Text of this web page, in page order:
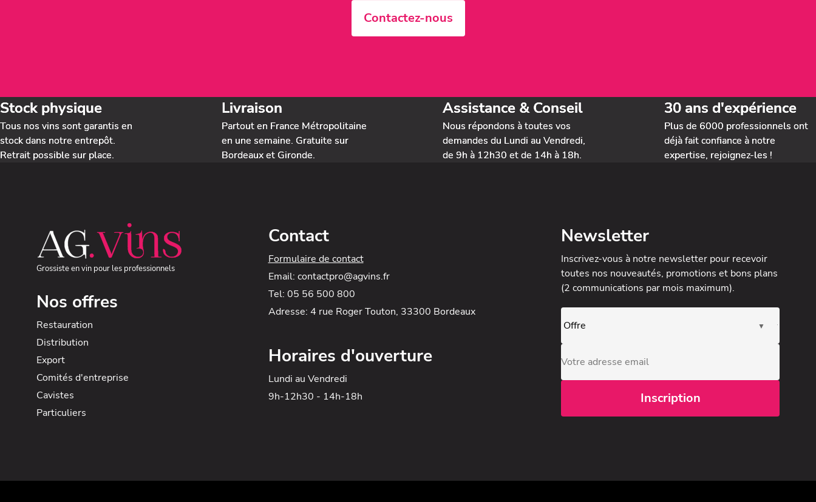
Contactez-nous
Stock physique
Tous nos vins sont garantis en
stock dans notre entrepôt.
Retrait possible sur place.
Livraison
Partout en France Métropolitaine
en une semaine. Gratuite sur
Bordeaux et Gironde.
Assistance & Conseil
Nous répondons à toutes vos
demandes du Lundi au Vendredi,
de 9h à 12h30 et de 14h à 18h.
30 ans d'expérience
Plus de 6000 professionnels ont
déjà fait confiance à notre
expertise, rejoignez-les !
Grossiste en vin pour les professionnels
Nos offres
Restauration
Distribution
Export
Comités d'entreprise
Cavistes
Particuliers
Contact
Formulaire de contact
Email: contactpro@agvins.fr
Tel: 05 56 500 800
Adresse: 4 rue Roger Touton, 33300 Bordeaux
Horaires d'ouverture
Lundi au Vendredi
9h-12h30 - 14h-18h
Newsletter
Inscrivez-vous à notre newsletter pour recevoir
toutes nos nouveautés, promotions et bons plans
(2 communications par mois maximum).